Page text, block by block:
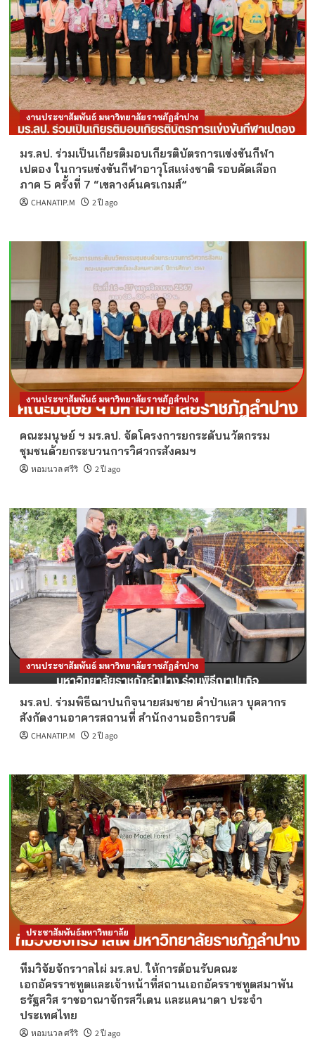
งานประชาสัมพันธ์ มหาวิทยาลัยราชภัฏลำปาง
มร.ลป. ร่วมเป็นเกียรติมอบเกียรติบัตรการแข่งขันกีฬา
เปตอง ในการแข่งขันกีฬาอาวุโสแห่งชาติ รอบคัดเลือก
ภาค 5 ครั้งที่ 7 “เขลางค์นครเกมส์”
CHANATIP.M 2 ปี ago
งานประชาสัมพันธ์ มหาวิทยาลัยราชภัฏลำปาง
คณะมนุษย์ ฯ มร.ลป. จัดโครงการยกระดับนวัตกรรม
ชุมชนด้วยกระบวนการวิศวกรสังคมฯ
หอมนวล ศรีริ 2 ปี ago
งานประชาสัมพันธ์ มหาวิทยาลัยราชภัฏลำปาง
มร.ลป. ร่วมพิธีฌาปนกิจนายสมชาย คำป่าแลว บุคลากร
สังกัดงานอาคารสถานที่ สำนักงานอธิการบดี
CHANATIP.M 2 ปี ago
ประชาสัมพันธ์มหาวิทยาลัย
ทีมวิจัยจักรวาลไผ่ มร.ลป. ให้การต้อนรับคณะ
เอกอัครราชทูตและเจ้าหน้าที่สถานเอกอัครราชทูตสมาพัน
ธรัฐสวิส ราชอาณาจักรสวีเดน และแคนาดา ประจำ
ประเทศไทย
หอมนวล ศรีริ 2 ปี ago